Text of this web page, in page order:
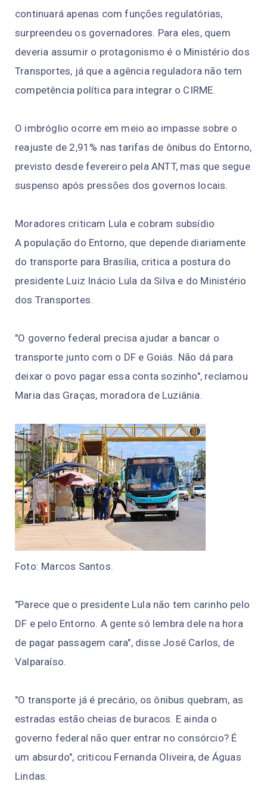
continuará apenas com funções regulatórias,
surpreendeu os governadores. Para eles, quem
deveria assumir o protagonismo é o Ministério dos
Transportes, já que a agência reguladora não tem
competência política para integrar o CIRME.
O imbróglio ocorre em meio ao impasse sobre o
reajuste de 2,91% nas tarifas de ônibus do Entorno,
previsto desde fevereiro pela ANTT, mas que segue
suspenso após pressões dos governos locais.
Moradores criticam Lula e cobram subsídio
A população do Entorno, que depende diariamente
do transporte para Brasília, critica a postura do
presidente Luiz Inácio Lula da Silva e do Ministério
dos Transportes.
"O governo federal precisa ajudar a bancar o
transporte junto com o DF e Goiás. Não dá para
deixar o povo pagar essa conta sozinho", reclamou
Maria das Graças, moradora de Luziânia.
Foto: Marcos Santos.
"Parece que o presidente Lula não tem carinho pelo
DF e pelo Entorno. A gente só lembra dele na hora
de pagar passagem cara", disse José Carlos, de
Valparaíso.
"O transporte já é precário, os ônibus quebram, as
estradas estão cheias de buracos. E ainda o
governo federal não quer entrar no consórcio? É
um absurdo", criticou Fernanda Oliveira, de Águas
Lindas.